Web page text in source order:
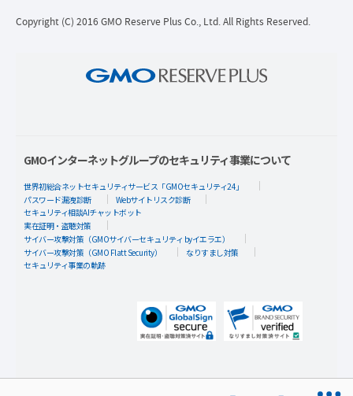
Copyright (C) 2016 GMO Reserve Plus Co., Ltd. All Rights Reserved.
GMOインターネットグループのセキュリティ事業について
世界初総合ネットセキュリティサービス「GMOセキュリティ24」
パスワード漏洩診断
Webサイトリスク診断
セキュリティ相談AIチャットボット
実在証明・盗聴対策
サイバー攻撃対策（GMOサイバーセキュリティ byイエラエ）
サイバー攻撃対策（GMO Flatt Security）
なりすまし対策
セキュリティ事業の軌跡